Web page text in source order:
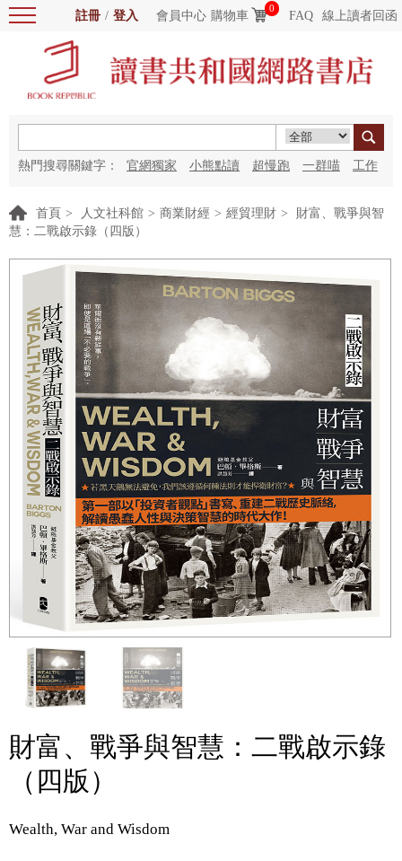
註冊 / 登入 會員中心 購物車
0
FAQ 線上讀者回函
熱門搜尋關鍵字： 官網獨家 小熊點讀 超慢跑 一群喵 工作
首頁 > 人文社科館 > 商業財經 > 經貿理財 >
財富、戰爭與智
慧：二戰啟示錄（四版）
財富、戰爭與智慧：二戰啟示錄
（四版）
Wealth, War and Wisdom